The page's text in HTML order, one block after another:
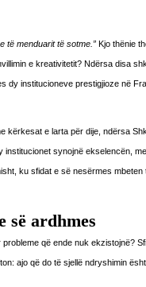
të menduarit të sotme.” Kjo thënie
e kreativitetit? Ndërsa disa
institucioneve prestigjioze në
e larta për dije, ndërsa
synojnë ekselencën,
ku sfidat e së nesërmes
ardhmes
që ende nuk ekzistojnë?
ajo që do të sjellë ndryshimin